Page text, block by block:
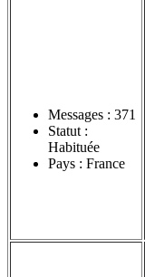
Messages : 371
Statut :
Habituée
Pays : France